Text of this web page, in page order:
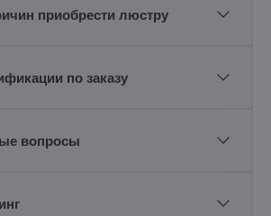
приобрести люстру
по заказу
вопросы